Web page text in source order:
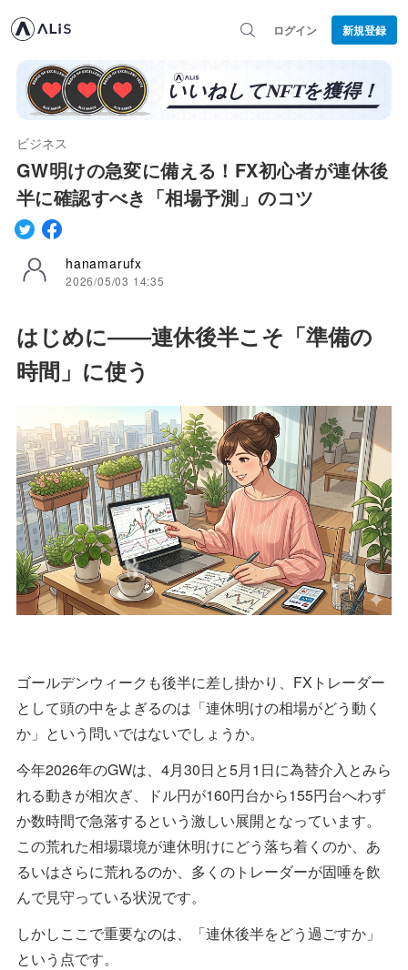
ログイン 新規登録
ビジネス
GW明けの急変に備える！FX初心者が連休後
半に確認すべき「相場予測」のコツ
hanamarufx
2026/05/03 14:35
はじめに――連休後半こそ「準備の
時間」に使う
ゴールデンウィークも後半に差し掛かり、FXトレーダー
として頭の中をよぎるのは「連休明けの相場がどう動く
か」という問いではないでしょうか。
今年2026年のGWは、4月30日と5月1日に為替介入とみら
れる動きが相次ぎ、ドル円が160円台から155円台へわず
か数時間で急落するという激しい展開となっています。
この荒れた相場環境が連休明けにどう落ち着くのか、あ
るいはさらに荒れるのか、多くのトレーダーが固唾を飲
んで見守っている状況です。
しかしここで重要なのは、「連休後半をどう過ごすか」
という点です。